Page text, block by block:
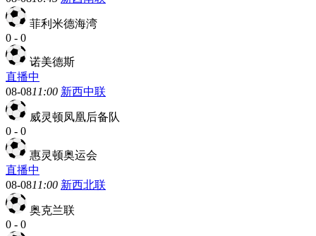
菲利米德海湾
0 - 0
诺美德斯
直播中
08-0811:00 新西中联
威灵顿凤凰后备队
0 - 0
惠灵顿奥运会
直播中
08-0811:00 新西北联
奥克兰联
0 - 0